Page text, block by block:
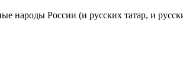
народы России (и русских татар, и